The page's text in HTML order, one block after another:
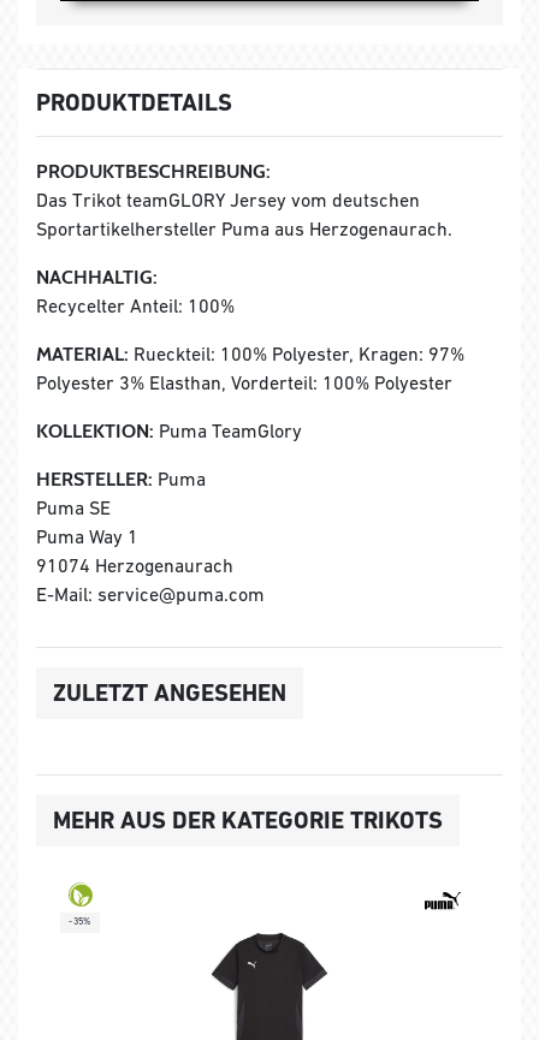
PRODUKTDETAILS
PRODUKTBESCHREIBUNG:
Das Trikot teamGLORY Jersey vom deutschen
Sportartikelhersteller Puma aus Herzogenaurach.
NACHHALTIG:
Recycelter Anteil: 100%
MATERIAL: Rueckteil: 100% Polyester, Kragen: 97%
Polyester 3% Elasthan, Vorderteil: 100% Polyester
KOLLEKTION: Puma TeamGlory
HERSTELLER: Puma
Puma SE
Puma Way 1
91074 Herzogenaurach
E-Mail: service@puma.com
ZULETZT ANGESEHEN
MEHR AUS DER KATEGORIE TRIKOTS
-35%